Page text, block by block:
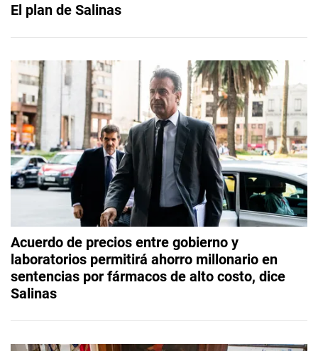
El plan de Salinas
Acuerdo de precios entre gobierno y
laboratorios permitirá ahorro millonario en
sentencias por fármacos de alto costo, dice
Salinas